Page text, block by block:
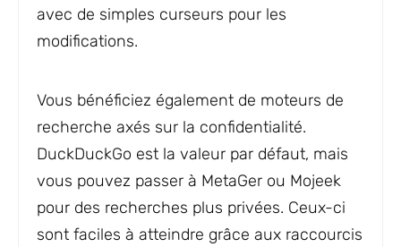
avec de simples curseurs pour les
modifications.
Vous bénéficiez également de moteurs de
recherche axés sur la confidentialité.
DuckDuckGo est la valeur par défaut, mais
vous pouvez passer à MetaGer ou Mojeek
pour des recherches plus privées. Ceux-ci
sont faciles à atteindre grâce aux raccourcis